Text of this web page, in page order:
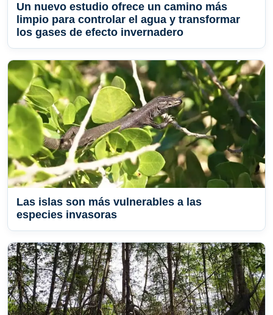
Un nuevo estudio ofrece un camino más
limpio para controlar el agua y transformar
los gases de efecto invernadero
Las islas son más vulnerables a las
especies invasoras